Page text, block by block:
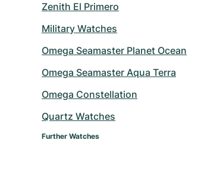
Zenith El Primero
Military Watches
Omega Seamaster Planet Ocean
Omega Seamaster Aqua Terra
Omega Constellation
Quartz Watches
Further Watches